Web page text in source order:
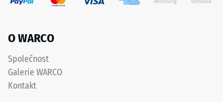
O WARCO
Společnost
Galerie WARCO
Kontakt